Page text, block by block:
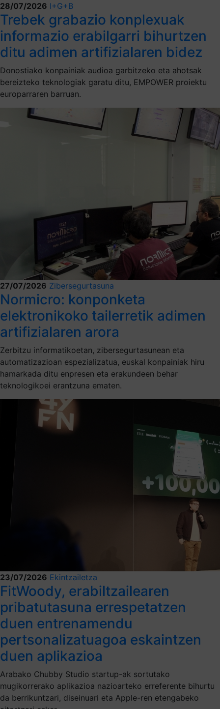
28/07/2026 I+G+B
Trebek grabazio konplexuak
informazio erabilgarri bihurtzen
ditu adimen artifizialaren bidez
Donostiako konpainiak audioa garbitzeko eta ahotsak
bereizteko teknologiak garatu ditu, EMPOWER proiektu
europarraren barruan.
27/07/2026 Zibersegurtasuna
Normicro: konponketa
elektronikoko tailerretik adimen
artifizialaren arora
Zerbitzu informatikoetan, zibersegurtasunean eta
automatizazioan espezializatua, euskal konpainiak hiru
hamarkada ditu enpresen eta erakundeen behar
teknologikoei erantzuna ematen.
23/07/2026 Ekintzailetza
FitWoody, erabiltzailearen
pribatutasuna errespetatzen
duen entrenamendu
pertsonalizatuagoa eskaintzen
duen aplikazioa
Arabako Chubby Studio startup-ak sortutako
mugikorrerako aplikazioa nazioarteko erreferente bihurtu
da berrikuntzari, diseinuari eta Apple-ren etengabeko